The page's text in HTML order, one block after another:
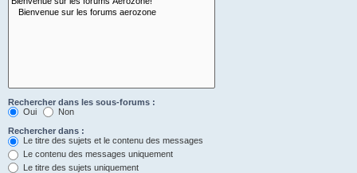
Rechercher dans les sous-forums :
Oui
Non
Rechercher dans :
Le titre des sujets et le contenu des messages
Le contenu des messages uniquement
Le titre des sujets uniquement